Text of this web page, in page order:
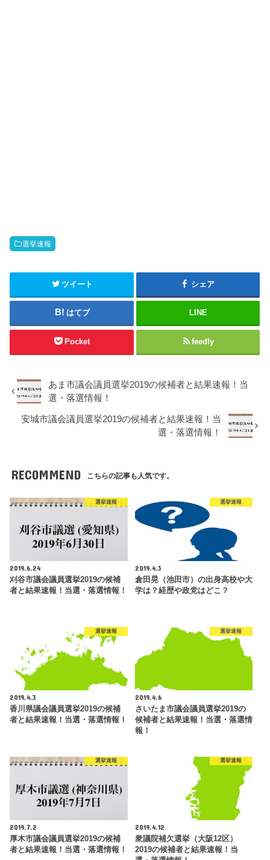
選挙速報
ツイート シェア
はてブ LINE
Pocket feedly
あま市議会議員選挙2019の候補者と結果速報！当
選・落選情報！
安城市議会議員選挙2019の候補者と結果速報！当
選・落選情報！
RECOMMEND こちらの記事も人気です。
選挙速報
2019.6.24
刈谷市議会議員選挙2019の候補
者と結果速報！当選・落選情報！
選挙速報
2019.4.3
倉田晃（池田市）の出身高校や大
学は？経歴や政党はどこ？
選挙速報
2019.4.3
香川県議会議員選挙2019の候補
者と結果速報！当選・落選情報！
選挙速報
2019.4.6
さいたま市議会議員選挙2019の
候補者と結果速報！当選・落選情
報！
選挙速報
2019.7.2
厚木市議会議員選挙2019の候補
者と結果速報！当選・落選情報！
選挙速報
2019.4.12
衆議院補欠選挙（大阪12区）
2019の候補者と結果速報！当